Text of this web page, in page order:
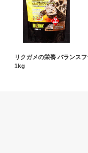
リクガメの栄養 バランスフ
1kg